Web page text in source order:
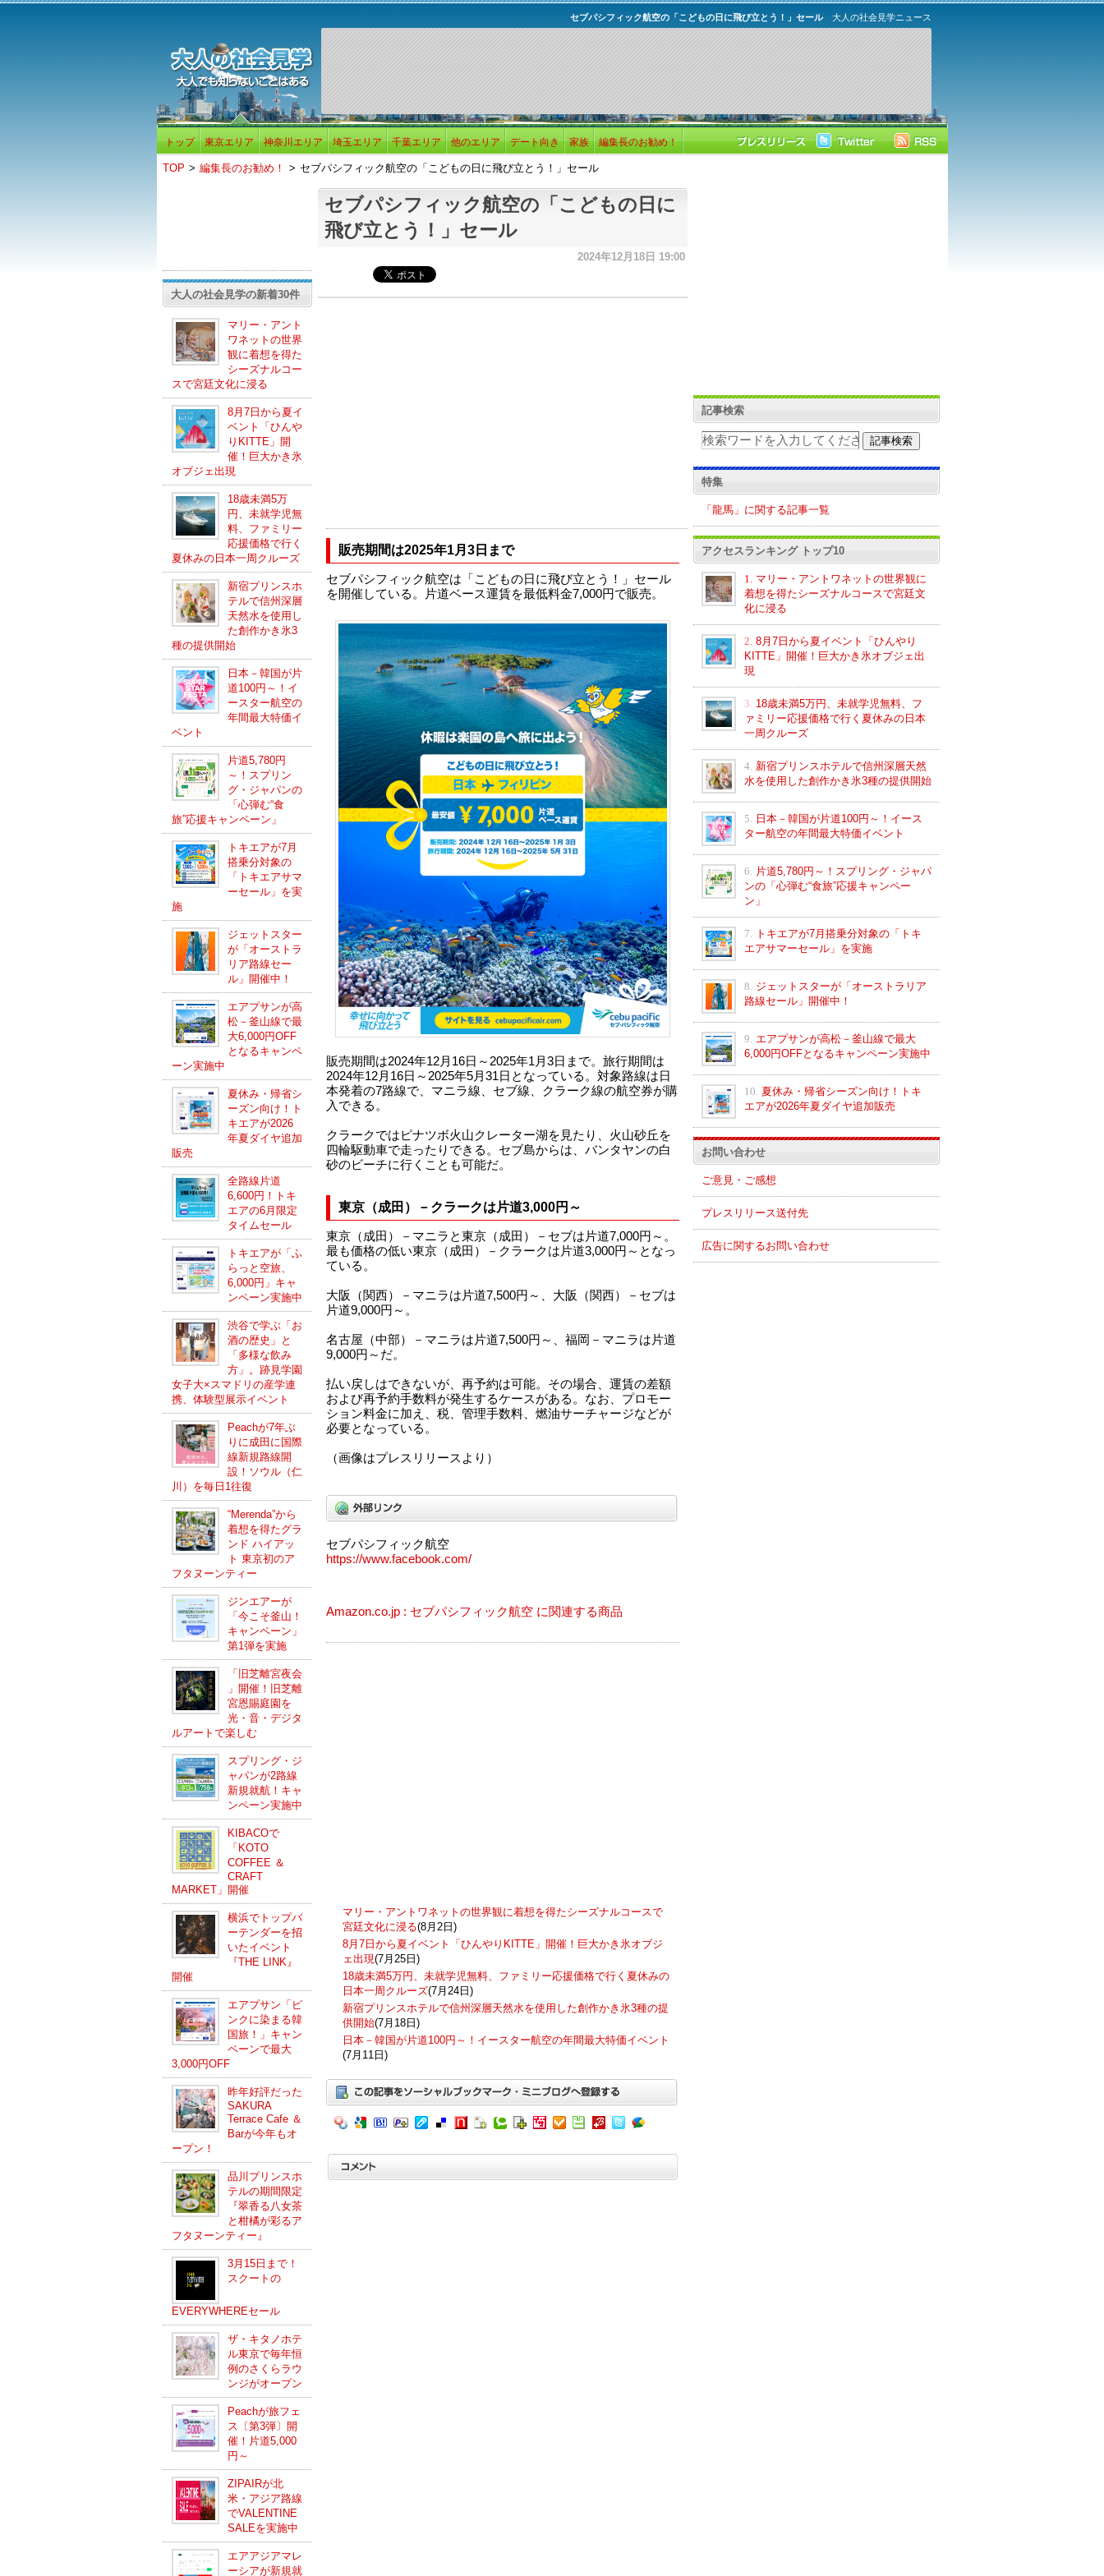
大人の社会見学ニュース
セブパシフィック航空の「こどもの日に飛び立とう！」セール
トップ 東京エリア 神奈川エリア 埼玉エリア 千葉エリア 他のエリア デート向き 家族 編集長のお勧め！
TOP > 編集長のお勧め！ > セブパシフィック航空の「こどもの日に飛び立とう！」セール
大人の社会見学の新着30件
マリー・アント
ワネットの世界
観に着想を得た
シーズナルコー
スで宮廷文化に浸る
8月7日から夏イ
ベント「ひんや
りKITTE」開
催！巨大かき氷
オブジェ出現
18歳未満5万
円、未就学児無
料、ファミリー
応援価格で行く
夏休みの日本一周クルーズ
新宿プリンスホ
テルで信州深層
天然水を使用し
た創作かき氷3
種の提供開始
日本－韓国が片
道100円～！イ
ースター航空の
年間最大特価イ
ベント
片道5,780円
～！スプリン
グ・ジャパンの
「心弾む“食
旅”応援キャンペーン」
トキエアが7月
搭乗分対象の
「トキエアサマ
ーセール」を実
施
ジェットスター
が「オーストラ
リア路線セー
ル」開催中！
エアプサンが高
松－釜山線で最
大6,000円OFF
となるキャンペ
ーン実施中
夏休み・帰省シ
ーズン向け！ト
キエアが2026
年夏ダイヤ追加
販売
全路線片道
6,600円！トキ
エアの6月限定
タイムセール
トキエアが「ふ
らっと空旅、
6,000円」キャ
ンペーン実施中
渋谷で学ぶ「お
酒の歴史」と
「多様な飲み
方」。跡見学園
女子大×スマドリの産学連
携、体験型展示イベント
Peachが7年ぶ
りに成田に国際
線新規路線開
設！ソウル（仁
川）を毎日1往復
“Merenda”から
着想を得たグラ
ンド ハイアッ
ト 東京初のア
フタヌーンティー
ジンエアーが
「今こそ釜山！
キャンペーン」
第1弾を実施
「旧芝離宮夜会
」開催！旧芝離
宮恩賜庭園を
光・音・デジタ
ルアートで楽しむ
スプリング・ジ
ャパンが2路線
新規就航！キャ
ンペーン実施中
KIBACOで
「KOTO
COFFEE ＆
CRAFT
MARKET」開催
横浜でトップバ
ーテンダーを招
いたイベント
『THE LINK』
開催
エアプサン「ピ
ンクに染まる韓
国旅！」キャン
ペーンで最大
3,000円OFF
昨年好評だった
SAKURA
Terrace Cafe ＆
Barが今年もオ
ープン！
品川プリンスホ
テルの期間限定
『翠香る八女茶
と柑橘が彩るア
フタヌーンティー』
3月15日まで！
スクートの
EVERYWHEREセール
ザ・キタノホテ
ル東京で毎年恒
例のさくらラウ
ンジがオープン
Peachが旅フェ
ス〔第3弾〕開
催！片道5,000
円～
ZIPAIRが北
米・アジア路線
でVALENTINE
SALEを実施中
エアアジアマレ
ーシアが新規就
セブパシフィック航空の「こどもの日に
飛び立とう！」セール
2024年12月18日 19:00
販売期間は2025年1月3日まで
セブパシフィック航空は「こどもの日に飛び立とう！」セール
を開催している。片道ベース運賃を最低料金7,000円で販売。
販売期間は2024年12月16日～2025年1月3日まで。旅行期間は
2024年12月16日～2025年5月31日となっている。対象路線は日
本発着の7路線で、マニラ線、セブ線、クラーク線の航空券が購
入できる。
クラークではピナツボ火山クレーター湖を見たり、火山砂丘を
四輪駆動車で走ったりできる。セブ島からは、バンタヤンの白
砂のビーチに行くことも可能だ。
東京（成田）－クラークは片道3,000円～
東京（成田）－マニラと東京（成田）－セブは片道7,000円～。
最も価格の低い東京（成田）－クラークは片道3,000円～となっ
ている。
大阪（関西）－マニラは片道7,500円～、大阪（関西）－セブは
片道9,000円～。
名古屋（中部）－マニラは片道7,500円～、福岡－マニラは片道
9,000円～だ。
払い戻しはできないが、再予約は可能。その場合、運賃の差額
および再予約手数料が発生するケースがある。なお、プロモー
ション料金に加え、税、管理手数料、燃油サーチャージなどが
必要となっている。
（画像はプレスリリースより）
セブパシフィック航空
https://www.facebook.com/
Amazon.co.jp : セブパシフィック航空 に関連する商品
マリー・アントワネットの世界観に着想を得たシーズナルコースで
宮廷文化に浸る(8月2日)
8月7日から夏イベント「ひんやりKITTE」開催！巨大かき氷オブジ
ェ出現(7月25日)
18歳未満5万円、未就学児無料、ファミリー応援価格で行く夏休みの
日本一周クルーズ(7月24日)
新宿プリンスホテルで信州深層天然水を使用した創作かき氷3種の提
供開始(7月18日)
日本－韓国が片道100円～！イースター航空の年間最大特価イベント
(7月11日)
記事検索
特集
「龍馬」に関する記事一覧
アクセスランキング トップ10
1.
マリー・アントワネットの世界観に
着想を得たシーズナルコースで宮廷文
化に浸る
2. 8月7日から夏イベント「ひんやり
KITTE」開催！巨大かき氷オブジェ出
現
3. 18歳未満5万円、未就学児無料、フ
ァミリー応援価格で行く夏休みの日本
一周クルーズ
4. 新宿プリンスホテルで信州深層天然
水を使用した創作かき氷3種の提供開始
5.
日本－韓国が片道100円～！イース
ター航空の年間最大特価イベント
6.
片道5,780円～！スプリング・ジャパ
ンの「心弾む“食旅”応援キャンペー
ン」
7.
トキエアが7月搭乗分対象の「トキ
エアサマーセール」を実施
8. ジェットスターが「オーストラリア
路線セール」開催中！
9. エアプサンが高松－釜山線で最大
6,000円OFFとなるキャンペーン実施中
10. 夏休み・帰省シーズン向け！トキ
エアが2026年夏ダイヤ追加販売
お問い合わせ
ご意見・ご感想
プレスリリース送付先
広告に関するお問い合わせ